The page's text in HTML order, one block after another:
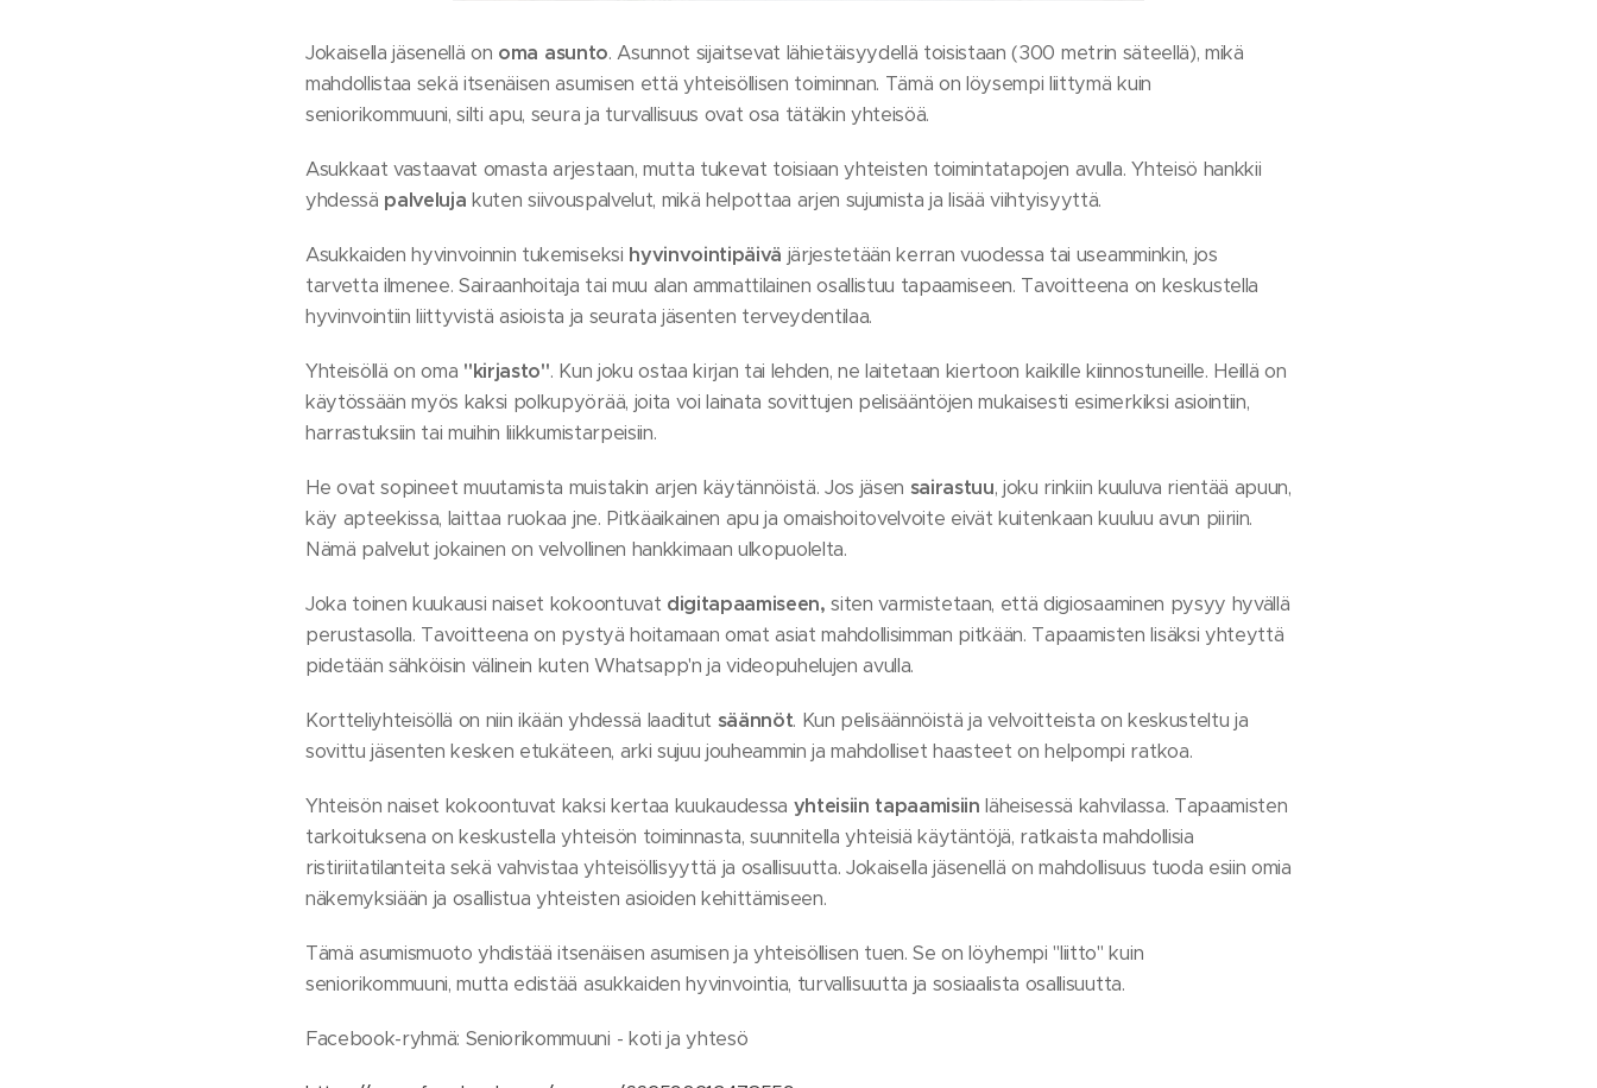
Jokaisella jäsenellä on oma asunto. Asunnot sijaitsevat lähietäisyydellä toisistaan (300 metrin säteellä), mikä
mahdollistaa sekä itsenäisen asumisen että yhteisöllisen toiminnan. Tämä on löysempi liittymä kuin
seniorikommuuni, silti apu, seura ja turvallisuus ovat osa tätäkin yhteisöä.
Asukkaat vastaavat omasta arjestaan, mutta tukevat toisiaan yhteisten toimintatapojen avulla. Yhteisö hankkii
yhdessä palveluja kuten siivouspalvelut, mikä helpottaa arjen sujumista ja lisää viihtyisyyttä.
Asukkaiden hyvinvoinnin tukemiseksi hyvinvointipäivä järjestetään kerran vuodessa tai useamminkin, jos
tarvetta ilmenee. Sairaanhoitaja tai muu alan ammattilainen osallistuu tapaamiseen. Tavoitteena on keskustella
hyvinvointiin liittyvistä asioista ja seurata jäsenten terveydentilaa.
Yhteisöllä on oma "kirjasto". Kun joku ostaa kirjan tai lehden, ne laitetaan kiertoon kaikille kiinnostuneille. Heillä on
käytössään myös kaksi polkupyörää, joita voi lainata sovittujen pelisääntöjen mukaisesti esimerkiksi asiointiin,
harrastuksiin tai muihin liikkumistarpeisiin.
He ovat sopineet muutamista muistakin arjen käytännöistä. Jos jäsen sairastuu, joku rinkiin kuuluva rientää apuun,
käy apteekissa, laittaa ruokaa jne. Pitkäaikainen apu ja omaishoitovelvoite eivät kuitenkaan kuuluu avun piiriin.
Nämä palvelut jokainen on velvollinen hankkimaan ulkopuolelta.
Joka toinen kuukausi naiset kokoontuvat digitapaamiseen,siten varmistetaan, että digiosaaminen pysyy hyvällä
perustasolla. Tavoitteena on pystyä hoitamaan omat asiat mahdollisimman pitkään. Tapaamisten lisäksi yhteyttä
pidetään sähköisin välinein kuten Whatsapp'n ja videopuhelujen avulla.
Kortteliyhteisöllä on niin ikään yhdessä laaditut säännöt. Kun pelisäännöistä ja velvoitteista on keskusteltu ja
sovittu jäsenten kesken etukäteen, arki sujuu jouheammin ja mahdolliset haasteet on helpompi ratkoa.
Yhteisön naiset kokoontuvat kaksi kertaa kuukaudessa yhteisiin tapaamisiin läheisessä kahvilassa. Tapaamisten
tarkoituksena on keskustella yhteisön toiminnasta, suunnitella yhteisiä käytäntöjä, ratkaista mahdollisia
ristiriitatilanteita sekä vahvistaa yhteisöllisyyttä ja osallisuutta. Jokaisella jäsenellä on mahdollisuus tuoda esiin omia
näkemyksiään ja osallistua yhteisten asioiden kehittämiseen.
Tämä asumismuoto yhdistää itsenäisen asumisen ja yhteisöllisen tuen. Se on löyhempi "liitto" kuin
seniorikommuuni, mutta edistää asukkaiden hyvinvointia, turvallisuutta ja sosiaalista osallisuutta.
Facebook-ryhmä: Seniorikommuuni - koti ja yhtesö